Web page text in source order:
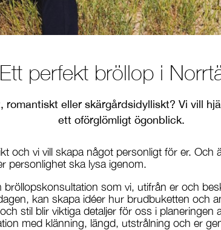
Ett perfekt bröllop i
romantiskt eller skärgårdsidylliskt? Vi vill
ett oförglömligt ögonblick.
och vi vill skapa något personligt för er. Och
personlighet ska lysa igenom.
bröllopskonsultation som vi, utifrån er och
kan skapa idéer hur brudbuketten och
stil blir viktiga detaljer för oss i planeringen
med klänning, längd, utstrålning och er